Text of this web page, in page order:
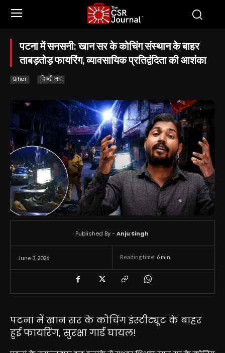
पटना में सनसनी: खान सर के कोचिंग संस्थान के बाहर
ताबड़तोड़ फायरिंग, व्यावसायिक प्रतिद्वंदिता की आशंका
Bihar हिन्दी मंच
June 3, 2026 Reading time: 6 min.
Published By - Anju Singh
पटना में खान सर के कोचिंग इंस्टीट्यूट के बाहर
हुई फायरिंग, सुरक्षा गार्ड घायल!